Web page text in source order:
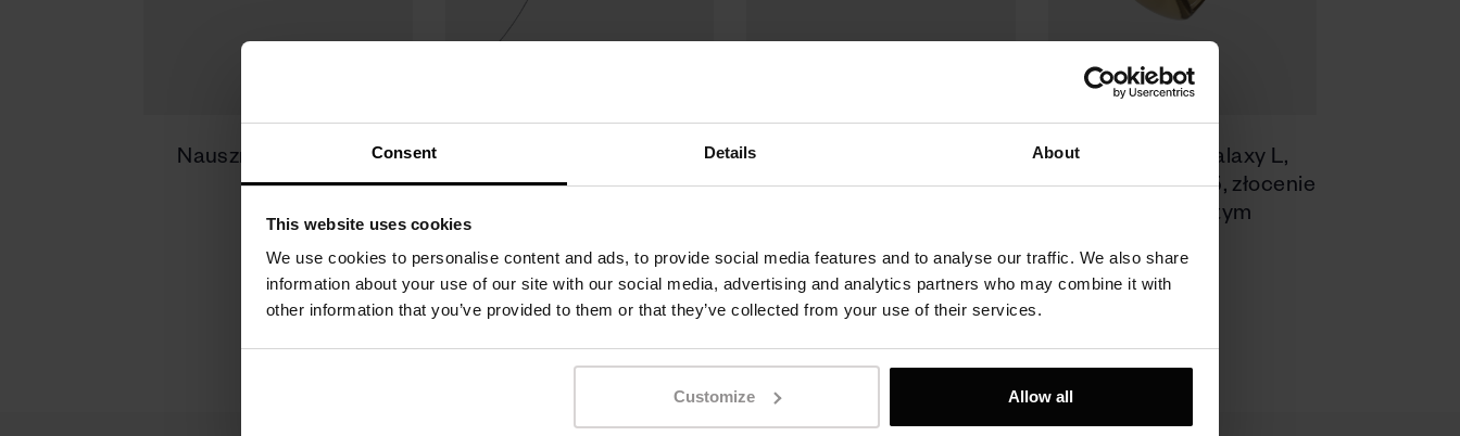
Consent Details About
This website uses cookies
We use cookies to personalise content and ads, to provide social media features and to analyse our traffic. We also share
information about your use of our site with our social media, advertising and analytics partners who may combine it with
other information that you’ve provided to them or that they’ve collected from your use of their services.
Customize Allow all
Nausznica srebrna -
Galaxy
próby 925
Pierścionek Cloud, srebro
próby 925, złocenie złotem
480 zł
Pierścionek Galaxy L,
srebro próby 925, złocenie
złotem żółtym
490 zł